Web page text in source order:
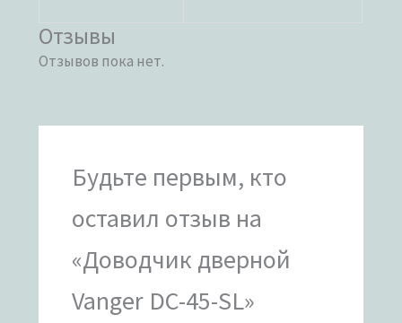
Отзывы
Отзывов пока нет.
Будьте первым, кто
оставил отзыв на
«Доводчик дверной
Vanger DC-45-SL»